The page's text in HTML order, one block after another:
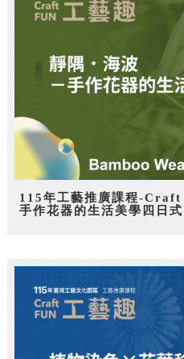
115年工藝推廣課程-
手作花器的生活美學四日式